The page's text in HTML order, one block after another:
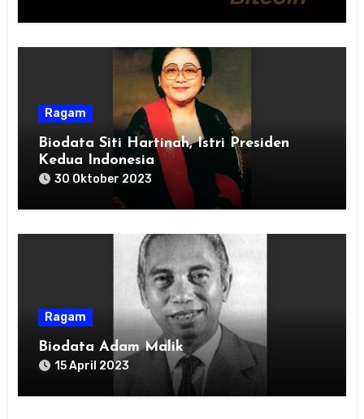
Ragam
Biodata Siti Hartinah, Istri Presiden
Kedua Indonesia
30 Oktober 2023
Ragam
Biodata Adam Malik
15 April 2023